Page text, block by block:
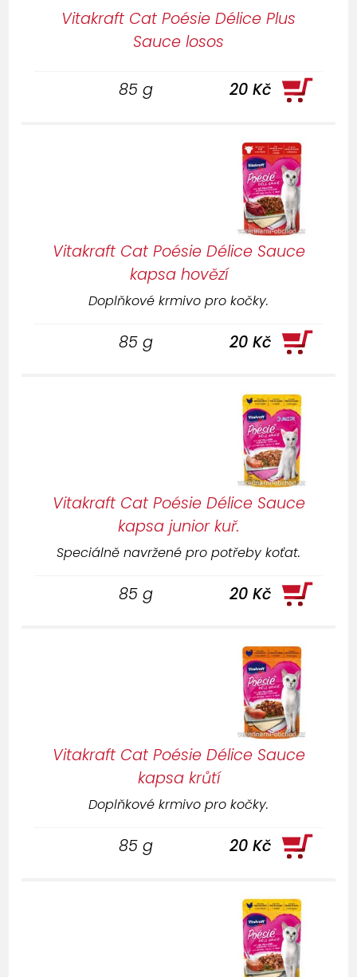
Vitakraft Cat Poésie Délice Plus
Sauce losos
85 g 20 Kč
Vitakraft Cat Poésie Délice Sauce
kapsa hovězí
Doplňkové krmivo pro kočky.
85 g 20 Kč
Vitakraft Cat Poésie Délice Sauce
kapsa junior kuř.
Speciálně navržené pro potřeby koťat.
85 g 20 Kč
Vitakraft Cat Poésie Délice Sauce
kapsa krůtí
Doplňkové krmivo pro kočky.
85 g 20 Kč